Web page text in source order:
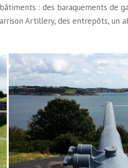
: des baraquements de
Artillery, des entrepôts, un